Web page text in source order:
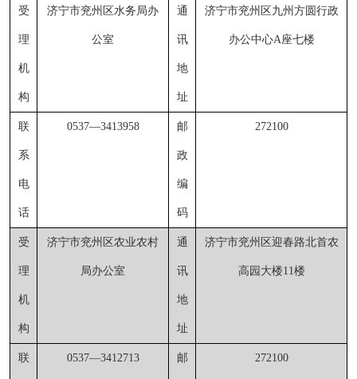
受
理
机
构
济宁市兖州区水务局办
公室
通
讯
地
址
济宁市兖州区九州方圆行政
办公中心A座七楼
联
系
电
话
0537—3413958 邮
政
编
码
272100
受
理
机
构
济宁市兖州区农业农村
局办公室
通
讯
地
址
济宁市兖州区迎春路北首农
高园大楼11楼
联 0537—3412713 邮 272100